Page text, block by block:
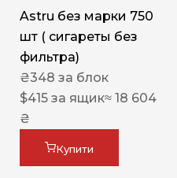
Astru без марки 750
шт ( сигареты без
фильтра)
₴348 за блок
$415 за ящик≈ 18 604
₴
Купити